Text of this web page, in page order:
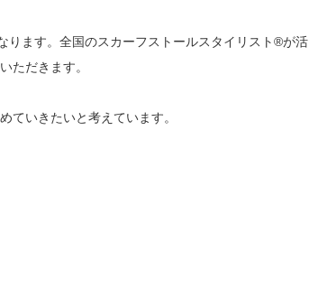
ります。全国のスカーフストールスタイリスト®が活
ただきます。
ていきたいと考えています。